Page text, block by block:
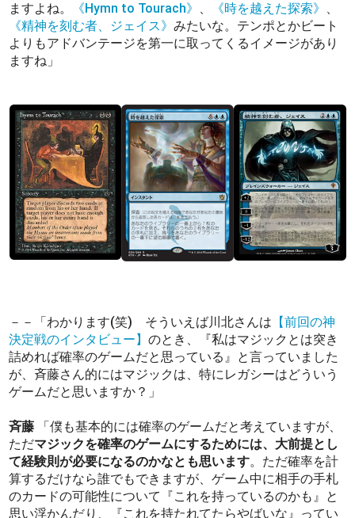
ますよね。
《Hymn to Tourach》 、 《時を越えた探索》 、
《精神を刻む者、ジェイス》みたいな。テンポとかビート
よりもアドバンテージを第一に取ってくるイメージがあり
ますね」
－－「わかります(笑) そういえば川北さんは 【前回の神
決定戦のインタビュー】のとき、『私はマジックとは突き
詰めれば確率のゲームだと思っている』と言っていました
が、斉藤さん的にはマジックは、特にレガシーはどういう
ゲームだと思いますか？」
斉藤
「僕も基本的には確率のゲームだと考えていますが、
ただマジックを確率のゲームにするためには、大前提とし
て経験則が必要になるのかなとも思います。ただ確率を計
算するだけなら誰でもできますが、ゲーム中に相手の手札
のカードの可能性について『これを持っているのかも』と
思い浮かんだり、『これを持たれてたらやばいな』ってい